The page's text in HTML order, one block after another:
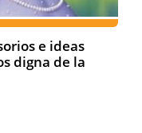
e ideas
digna de la